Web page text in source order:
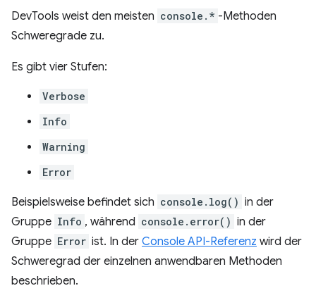
DevTools weist den meisten console.* -Methoden
Schweregrade zu.
Es gibt vier Stufen:
Verbose
Info
Warning
Error
Beispielsweise befindet sich console.log() in der
Gruppe Info , während console.error() in der
Gruppe Error ist. In der Console API-Referenz wird der
Schweregrad der einzelnen anwendbaren Methoden
beschrieben.